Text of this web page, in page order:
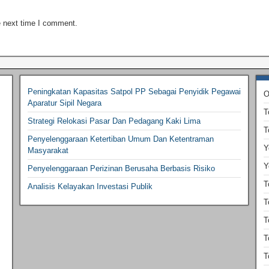
next time I comment.
Peningkatan Kapasitas Satpol PP Sebagai Penyidik Pegawai
Aparatur Sipil Negara
Strategi Relokasi Pasar Dan Pedagang Kaki Lima
Penyelenggaraan Ketertiban Umum Dan Ketentraman
Masyarakat
Penyelenggaraan Perizinan Berusaha Berbasis Risiko
Analisis Kelayakan Investasi Publik